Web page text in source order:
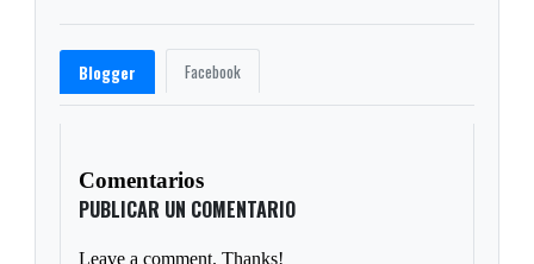
Blogger Facebook
Comentarios
PUBLICAR UN COMENTARIO
Leave a comment. Thanks!